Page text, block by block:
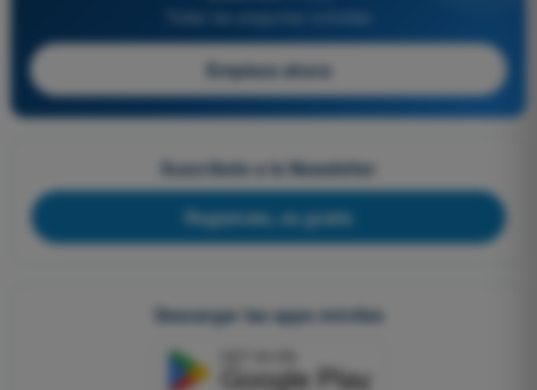
Empieza ahora
Suscríbete a la Newsletter
Regístrate, es gratis
Descargar las apps móviles